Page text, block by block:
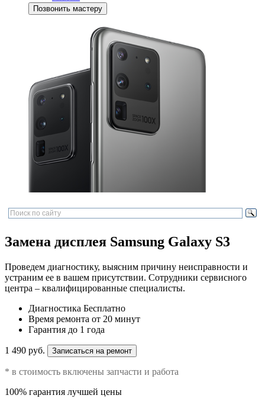
Позвонить мастеру
Замена дисплея Samsung Galaxy S3
Проведем диагностику, выясним причину неисправности и
устраним ее в вашем присутствии. Сотрудники сервисного
центра – квалифицированные специалисты.
Диагностика Бесплатно
Время ремонта от 20 минут
Гарантия до 1 года
1 490 руб. Записаться на ремонт
* в стоимость включены запчасти и работа
100% гарантия лучшей цены